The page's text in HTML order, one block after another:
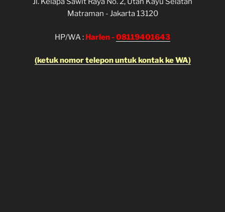
Matraman - Jakarta 13120
HP/WA : Harlen - 08119401643
(ketuk nomor telepon untuk kontak ke WA)